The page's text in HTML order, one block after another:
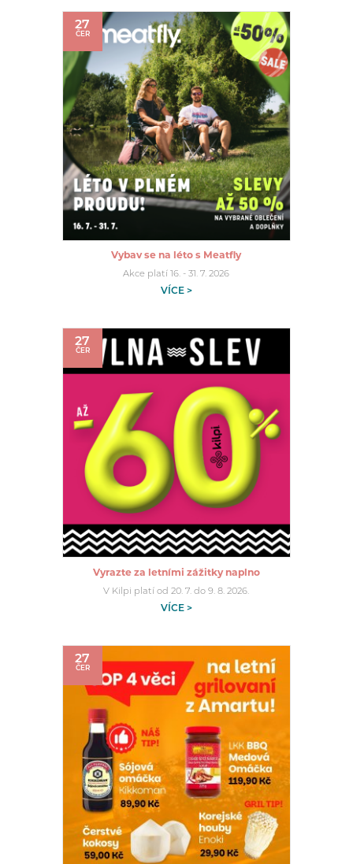
27
ČER
Vybav se na léto s Meatfly
Akce platí 16. - 31. 7. 2026
VÍCE >
27
ČER
Vyrazte za letními zážitky naplno
V Kilpi platí od 20. 7. do 9. 8. 2026.
VÍCE >
27
ČER